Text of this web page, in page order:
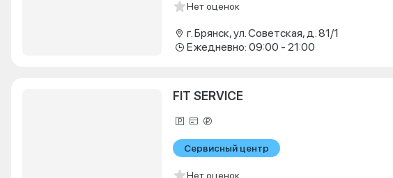
Нет оценок
г. Брянск, ул. Советская, д. 81/1
Ежедневно: 09:00 - 21:00
FIT SERVICE
Сервисный центр
Нет оценок